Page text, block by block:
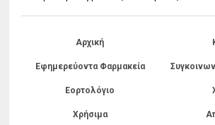
Αρχική
Εφημερεύοντα Φαρμακεία
Εορτολόγιο
Χρήσιμα